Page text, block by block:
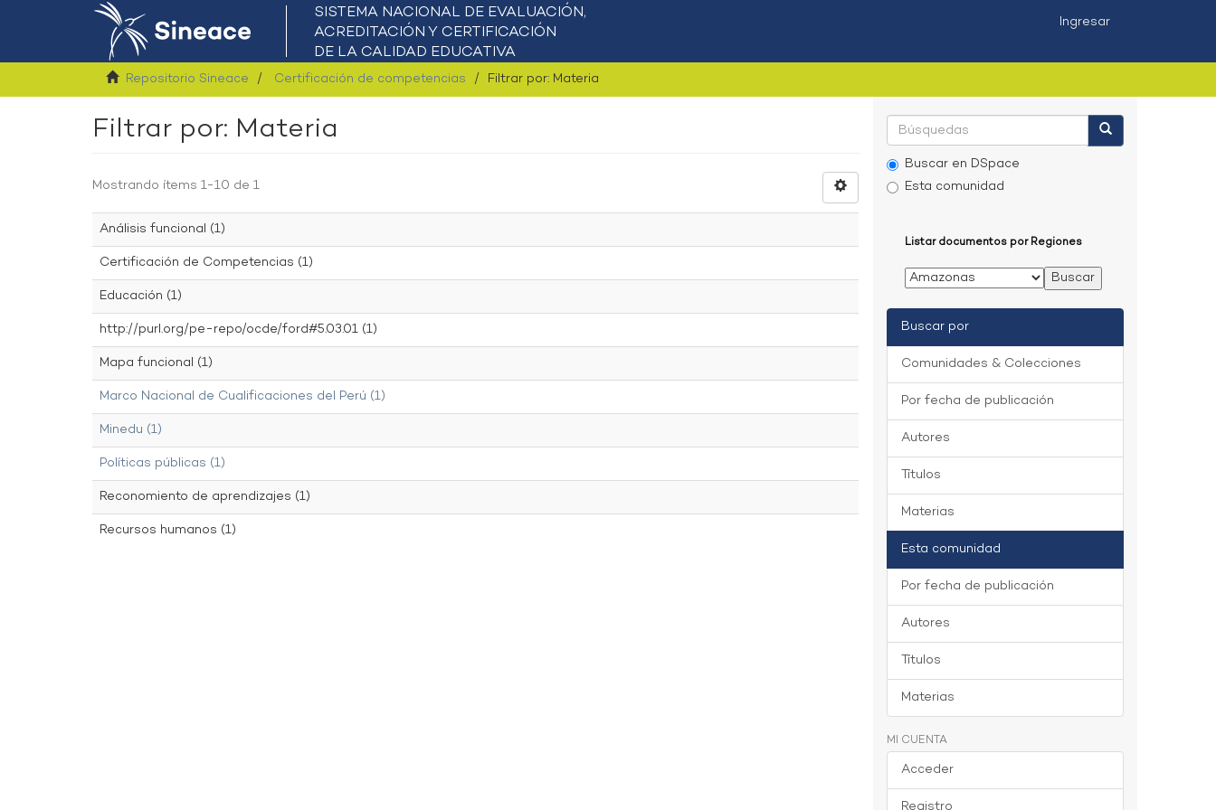
Ingresar
Repositorio Sineace Certificación de competencias Filtrar por: Materia
Filtrar por: Materia
Mostrando ítems 1-10 de 1
Análisis funcional (1)
Certificación de Competencias (1)
Educación (1)
http://purl.org/pe-repo/ocde/ford#5.03.01 (1)
Mapa funcional (1)
Marco Nacional de Cualificaciones del Perú (1)
Minedu (1)
Políticas públicas (1)
Reconomiento de aprendizajes (1)
Recursos humanos (1)
Buscar en DSpace
Esta comunidad
Listar documentos por Regiones
Buscar por
Comunidades & Colecciones
Por fecha de publicación
Autores
Títulos
Materias
Esta comunidad
Por fecha de publicación
Autores
Títulos
Materias
MI CUENTA
Acceder